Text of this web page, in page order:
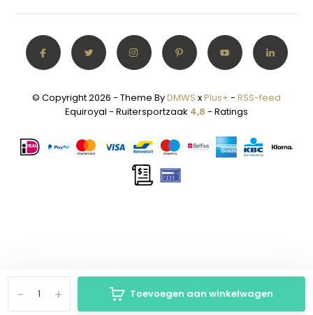
+
- Toevoegen aan winkelwagen
© Copyright 2026 - Theme ByDMWS xPlus+ - RSS-feed
Equiroyal - Ruitersportzaak 4,8 - Ratings